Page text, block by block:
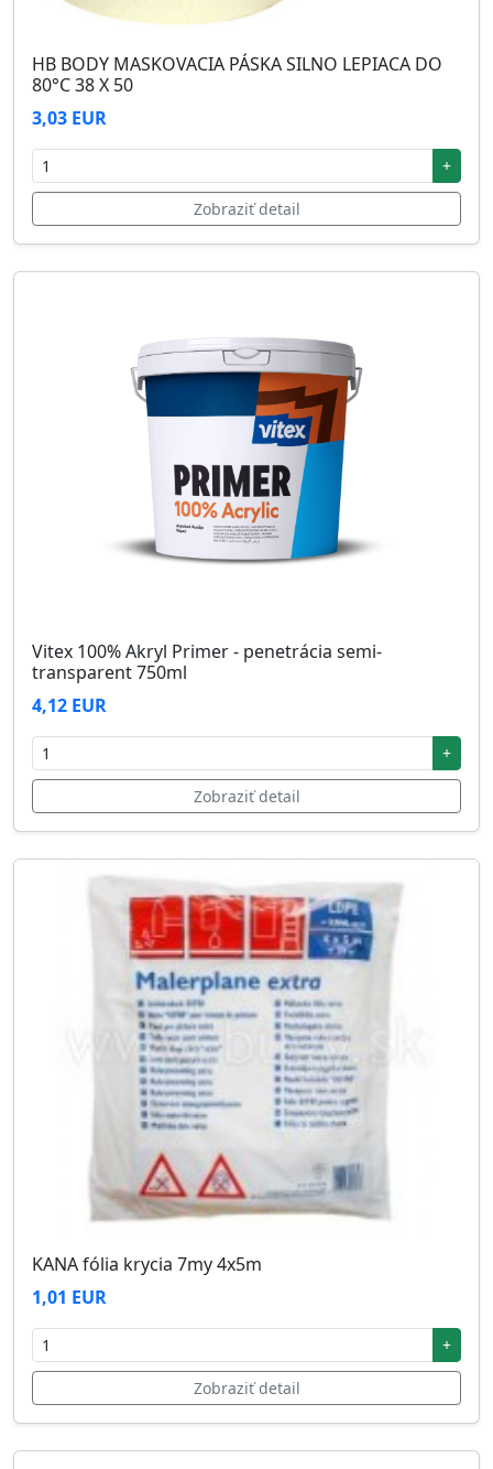
HB BODY MASKOVACIA PÁSKA SILNO LEPIACA DO
80°C 38 X 50
3,03 EUR
+
Zobraziť detail
Vitex 100% Akryl Primer - penetrácia semi-
transparent 750ml
4,12 EUR
+
Zobraziť detail
KANA fólia krycia 7my 4x5m
1,01 EUR
+
Zobraziť detail